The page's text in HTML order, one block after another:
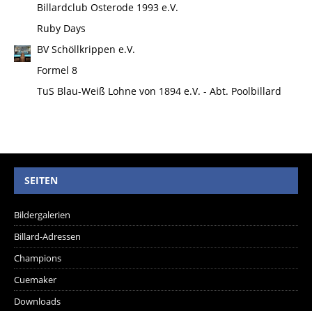
Billardclub Osterode 1993 e.V.
Ruby Days
BV Schöllkrippen e.V.
Formel 8
TuS Blau-Weiß Lohne von 1894 e.V. - Abt. Poolbillard
SEITEN
Bildergalerien
Billard-Adressen
Champions
Cuemaker
Downloads